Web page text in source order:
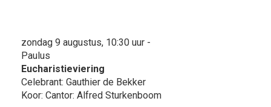
zondag 9 augustus, 10:30 uur -
Paulus
Eucharistieviering
Celebrant: Gauthier de Bekker
Koor: Cantor: Alfred Sturkenboom